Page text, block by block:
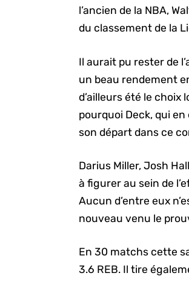
l’ancien de la NBA,
du classement de la
Il aurait pu rester de
un beau rendement
d’ailleurs été le choix
pourquoi Deck, qui
son départ dans ce
Darius Miller, Josh
à figurer au sein de
Aucun d’entre eux
nouveau venu le
En 30 matchs cette
3.6 REB. Il tire